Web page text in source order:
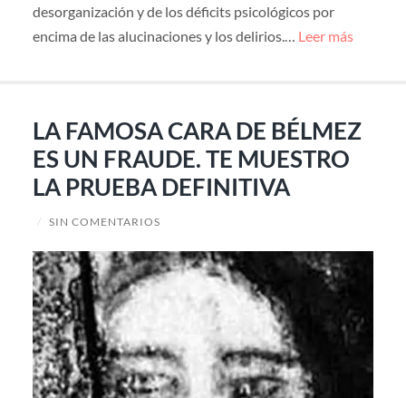
desorganización y de los déficits psicológicos por
encima de las alucinaciones y los delirios.… Leer más
LA FAMOSA CARA DE BÉLMEZ
ES UN FRAUDE. TE MUESTRO
LA PRUEBA DEFINITIVA
/ SIN COMENTARIOS